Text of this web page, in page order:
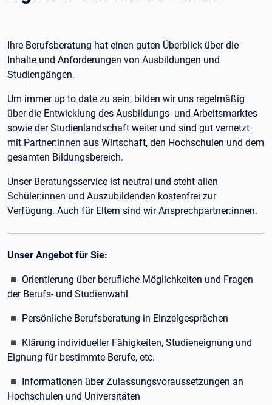
Ihre Berufsberatung hat einen guten Überblick über die
Inhalte und Anforderungen von Ausbildungen und
Studiengängen.
Um immer up to date zu sein, bilden wir uns regelmäßig
über die Entwicklung des Ausbildungs- und Arbeitsmarktes
sowie der Studienlandschaft weiter und sind gut vernetzt
mit Partner:innen aus Wirtschaft, den Hochschulen und dem
gesamten Bildungsbereich.
Unser Beratungsservice ist neutral und steht allen
Schüler:innen und Auszubildenden kostenfrei zur
Verfügung. Auch für Eltern sind wir Ansprechpartner:innen.
Unser Angebot für Sie:
◾ Orientierung über berufliche Möglichkeiten und Fragen
der Berufs- und Studienwahl
◾ Persönliche Berufsberatung in Einzelgesprächen
◾ Klärung individueller Fähigkeiten, Studieneignung und
Eignung für bestimmte Berufe, etc.
◾ Informationen über Zulassungsvoraussetzungen an
Hochschulen und Universitäten